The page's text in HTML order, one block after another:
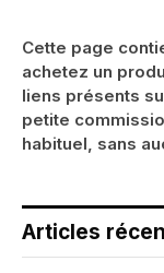
Cette page
achetez un
liens présents
petite
habituel, sans
Articles